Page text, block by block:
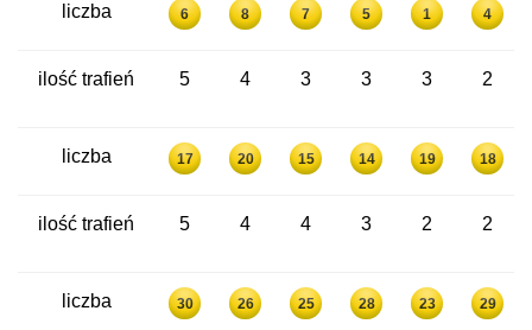
liczba 6 8 7 5 1 4
ilość trafień 5 4 3 3 3 2
liczba 17 20 15 14 19 18
ilość trafień 5 4 4 3 2 2
liczba 30 26 25 28 23 29